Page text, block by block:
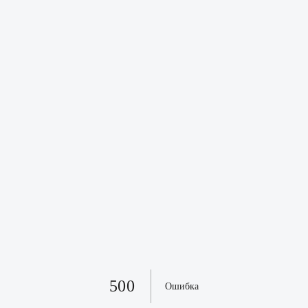
500 Ошибка